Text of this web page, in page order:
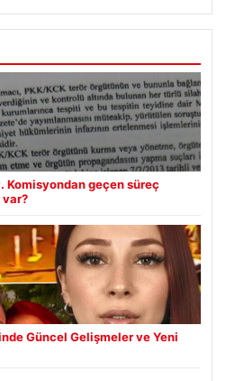
geçen süreç
var?
Güncel Gelişmeler ve Yeni